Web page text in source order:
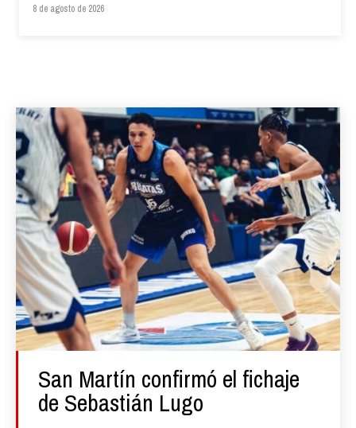
8 de agosto de 2026
San Martín confirmó el fichaje
de Sebastián Lugo